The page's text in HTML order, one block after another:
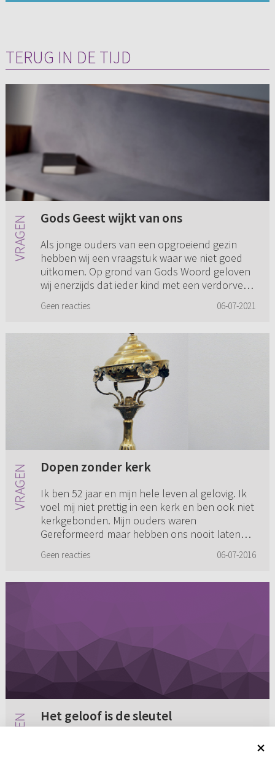
TERUG IN DE TIJD
Gods Geest wijkt van ons
Als jonge ouders van een opgroeiend gezin
hebben wij een vraagstuk waar we niet goed
uitkomen. Op grond van Gods Woord geloven
wij enerzijds dat ieder kind met een verdorven
Geen reacties 06-07-2021
Dopen zonder kerk
Ik ben 52 jaar en mijn hele leven al gelovig. Ik
voel mij niet prettig in een kerk en ben ook niet
kerkgebonden. Mijn ouders waren
Gereformeerd maar hebben ons nooit laten
Geen reacties 06-07-2016
Het geloof is de sleutel